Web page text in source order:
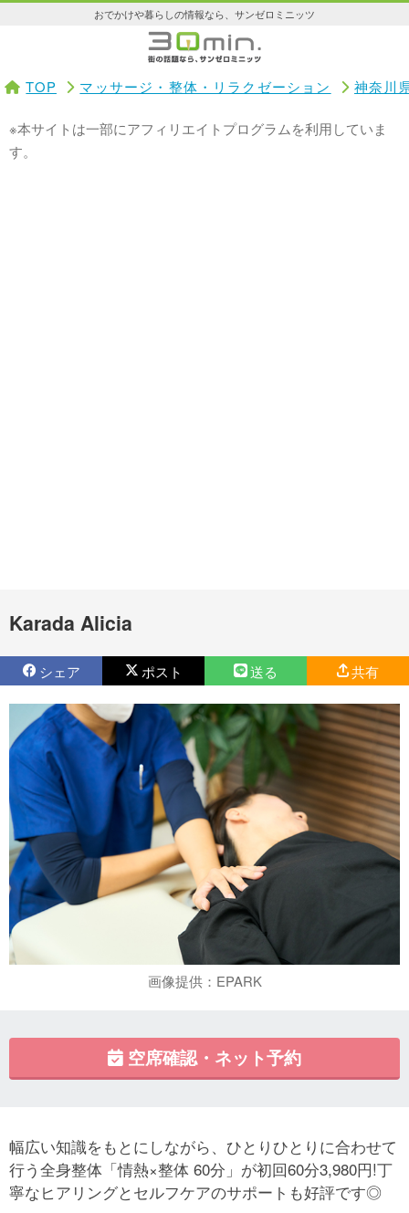
おでかけや暮らしの情報なら、サンゼロミニッツ
TOP マッサージ・整体・リラクゼーション 神奈川
※本サイトは一部にアフィリエイトプログラムを利用していま
す。
Karada Alicia
シェア ポスト 送る 共有
画像提供：EPARK
空席確認・ネット予約
幅広い知識をもとにしながら、ひとりひとりに合わせて
行う全身整体「情熱×整体 60分」が初回60分3,980円!丁
寧なヒアリングとセルフケアのサポートも好評です◎